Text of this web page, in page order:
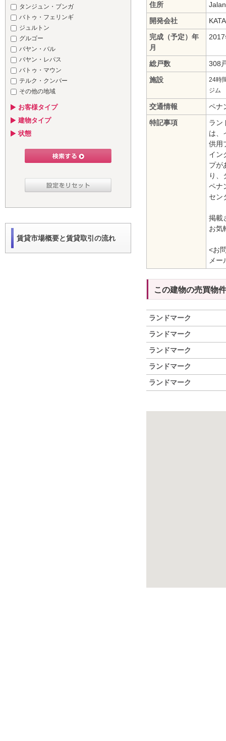
タンジュン・ブンガ
バトゥ・フェリンギ
ジュルトン
グルゴー
バヤン・バル
バヤン・レパス
バトゥ・マウン
テルク・クンバー
その他の地域
お客様タイプ
建物タイプ
状態
賃貸市場概要と賃貸取引の流れ
住所
開発会社
完成（予定）年
月
総戸数
308
施設
24時
ジム
交通情報
ペナ
特記事項
ラン
は、
供用
イン
プが
り、
ペナ
セン
掲載
お気
<お
メ
この建物の売買物件
ランドマーク
ランドマーク
ランドマーク
ランドマーク
ランドマーク